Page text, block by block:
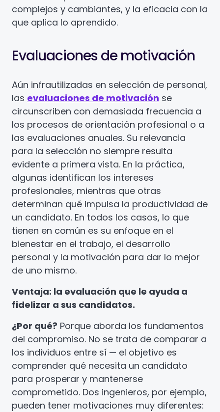
complejos y cambiantes, y la eficacia con la
que aplica lo aprendido.
Evaluaciones de motivación
Aún infrautilizadas en selección de personal,
las evaluaciones de motivación se
circunscriben con demasiada frecuencia a
los procesos de orientación profesional o a
las evaluaciones anuales. Su relevancia
para la selección no siempre resulta
evidente a primera vista. En la práctica,
algunas identifican los intereses
profesionales, mientras que otras
determinan qué impulsa la productividad de
un candidato. En todos los casos, lo que
tienen en común es su enfoque en el
bienestar en el trabajo, el desarrollo
personal y la motivación para dar lo mejor
de uno mismo.
Ventaja: la evaluación que le ayuda a
fidelizar a sus candidatos.
¿Por qué? Porque aborda los fundamentos
del compromiso. No se trata de comparar a
los individuos entre sí — el objetivo es
comprender qué necesita un candidato
para prosperar y mantenerse
comprometido. Dos ingenieros, por ejemplo,
pueden tener motivaciones muy diferentes: